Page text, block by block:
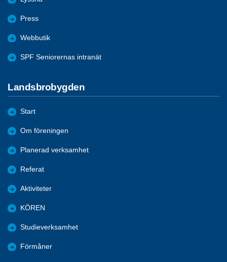
Press
Webbutik
SPF Seniorernas intranät
Landsbrobygden
Start
Om föreningen
Planerad verksamhet
Referat
Aktiviteter
KÖREN
Studieverksamhet
Förmåner